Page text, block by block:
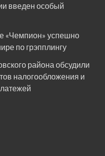
введен особый
«Чемпион» успешно
по грэпплингу
района обсудили
налогообложения и